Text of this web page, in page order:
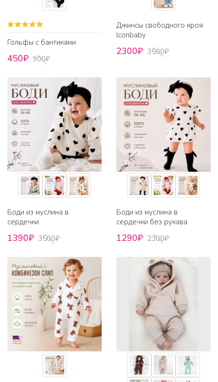
Гольфы с бантиками
450₽ 900₽
Джинсы свободного кроя
Iconbaby
2300₽ 3500₽
Боди из муслина в
сердечки
1390₽ 3500₽
Боди из муслина в
сердечки без рукава
1290₽ 2300₽